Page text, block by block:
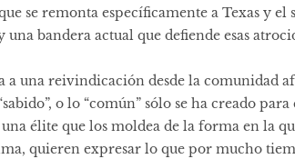
se remonta específicamente a Texas y el
bandera actual que defiende esas
a una reivindicación desde la comunidad
o lo “común” sólo se ha creado
élite que los moldea de la forma en la
quieren expresar lo que por mucho